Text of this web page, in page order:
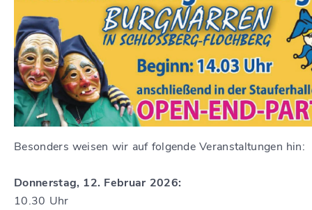
Besonders weisen wir auf folgende Veranstaltungen hin:
Donnerstag, 12. Februar 2026:
10.30 Uhr